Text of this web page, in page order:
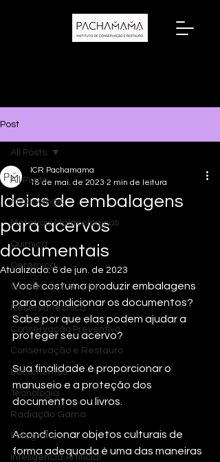
Post
All Posts
Arqueologia
Materiais Malacológicos
Química
Cerâmica
Gestão de Coleções
Reserva Técnica
Conservação Preventiva
Conservação e Restauro
Documentos
Tecnologia
Radiação Gama
Fotografias
Inteligência Artificial
All Posts
Ideias de embalagens
para acervos
documentais
ICR Pachamama
18 de mai. de 2023 2 min de leitura
Atualizado:6 de jun. de 2023
Você costuma produzir embalagens
para acondicionar os documentos?
Sabe por que elas podem ajudar a
proteger seu acervo?
Sua finalidade é proporcionar o
manuseio e a proteção dos
documentos ou livros.
Acondicionar objetos culturais de
forma adequada é uma das maneiras